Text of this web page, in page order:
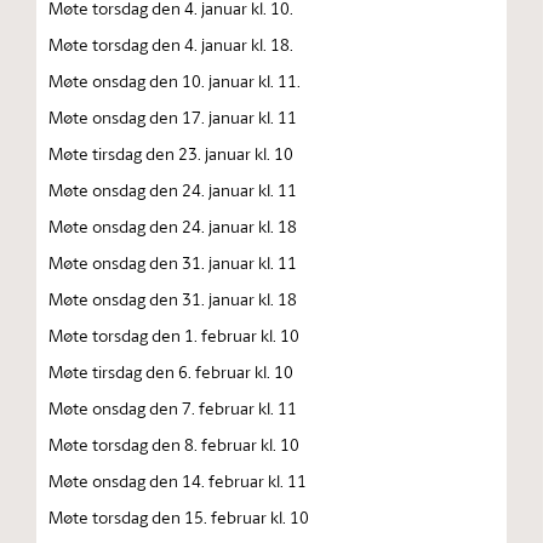
Møte torsdag den 4. januar kl. 10.
Møte torsdag den 4. januar kl. 18.
Møte onsdag den 10. januar kl. 11.
Møte onsdag den 17. januar kl. 11
Møte tirsdag den 23. januar kl. 10
Møte onsdag den 24. januar kl. 11
Møte onsdag den 24. januar kl. 18
Møte onsdag den 31. januar kl. 11
Møte onsdag den 31. januar kl. 18
Møte torsdag den 1. februar kl. 10
Møte tirsdag den 6. februar kl. 10
Møte onsdag den 7. februar kl. 11
Møte torsdag den 8. februar kl. 10
Møte onsdag den 14. februar kl. 11
Møte torsdag den 15. februar kl. 10